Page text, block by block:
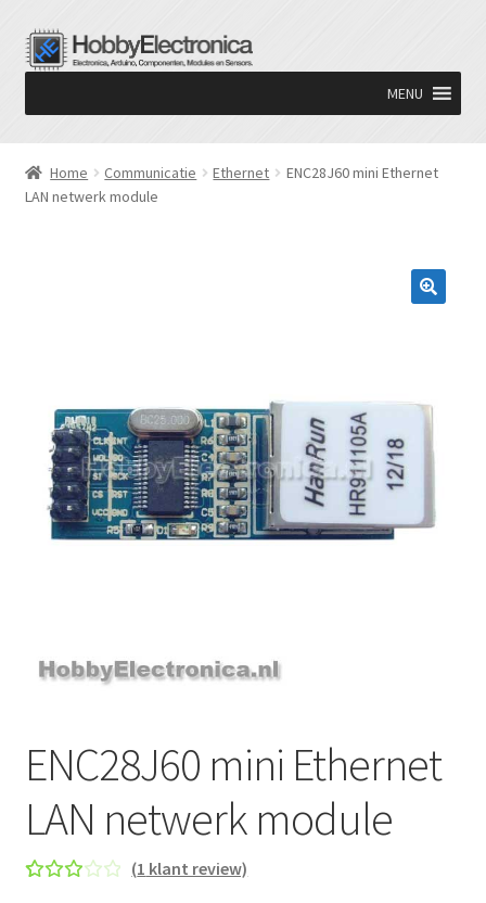
Ga
door
navigatie
Ga
naar
inhoud
MENU
Home Communicatie Ethernet
ENC28J60 mini Ethernet
LAN netwerk module
ENC28J60 mini Ethernet
LAN netwerk module
(1 klant review)